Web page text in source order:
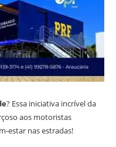
? Essa iniciativa incrível da
aos motoristas
estar nas estradas!